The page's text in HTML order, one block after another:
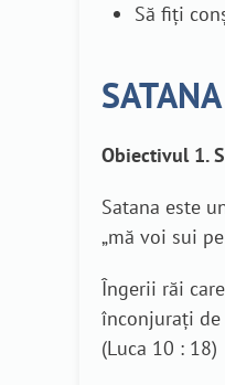
Să fiți
Obiectivul 1.
Satana este
„mă voi sui
Îngerii răi
înconjuraţi de
(Luca 10 : 18)